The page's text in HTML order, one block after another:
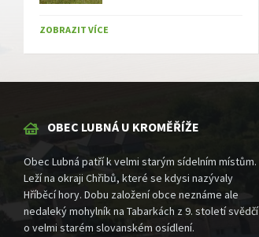
ZOBRAZIT VÍCE
OBEC LUBNÁ U KROMĚŘÍŽE
Obec Lubná patří k velmi starým sídelním místům.
Leží na okraji Chřibů, které se kdysi nazývaly
Hříběcí hory. Dobu založení obce neznáme ale
nedaleký mohylník na Tabarkách z 9. století svědčí
o velmi starém slovanském osídlení.